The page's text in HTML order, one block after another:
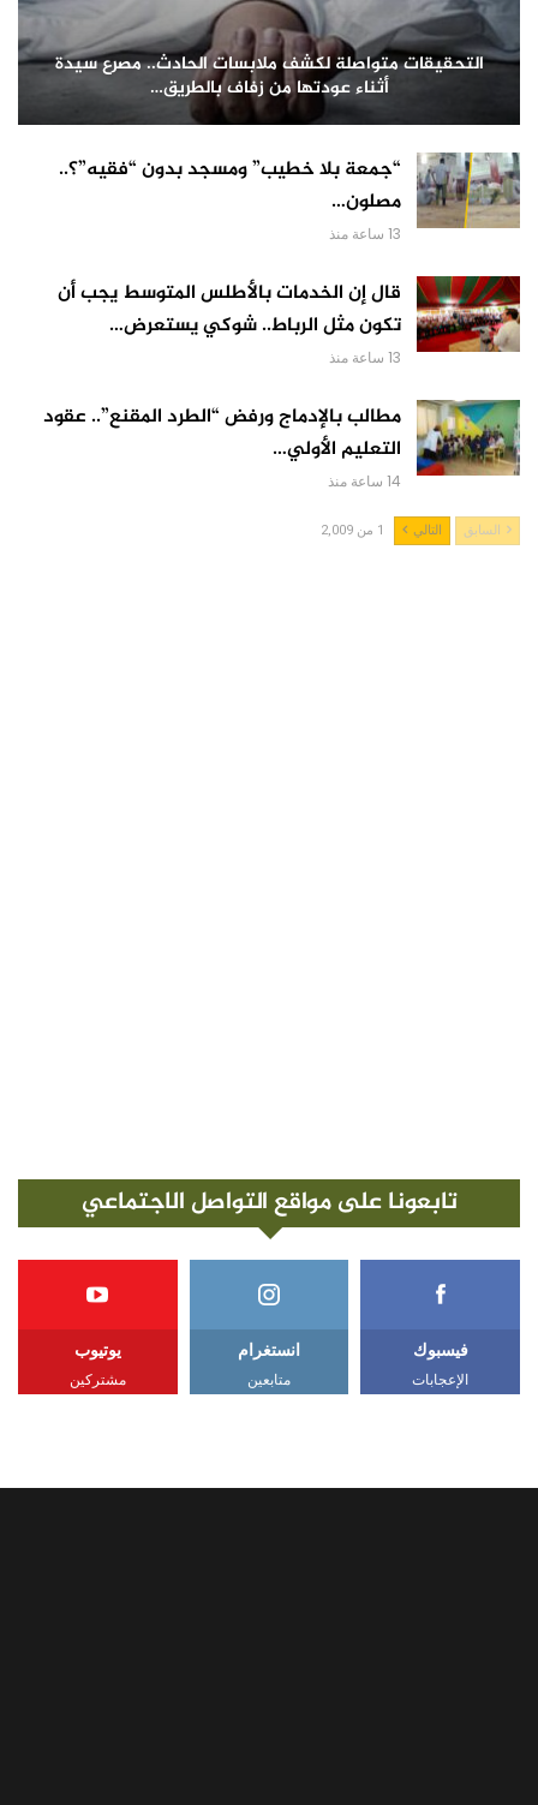
التحقيقات متواصلة لكشف ملابسات الحادث.. مصرع سيدة
أثناء عودتها من زفاف بالطريق…
“جمعة بلا خطيب” ومسجد بدون “فقيه”؟..
مصلون…
13 ساعة منذ
قال إن الخدمات بالأطلس المتوسط يجب أن
تكون مثل الرباط.. شوكي يستعرض…
13 ساعة منذ
مطالب بالإدماج ورفض “الطرد المقنع”.. عقود
التعليم الأولي…
14 ساعة منذ
السابق التالي 1 من 2,009
تابعونا على مواقع التواصل الاجتماعي
فيسبوك
الإعجابات
انستغرام
متابعين
يوتيوب
مشتركين